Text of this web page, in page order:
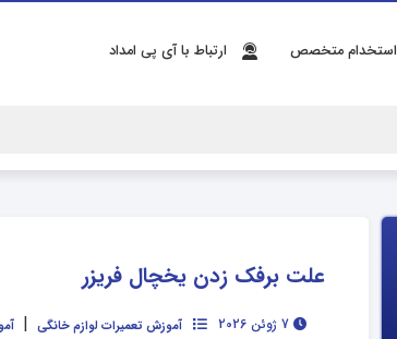
استخدام متخصص ارتباط با آی پی امداد
علت برفک زدن یخچال فریزر
7 ژوئن 2026 آموزش تعمیرات لوازم خانگی |